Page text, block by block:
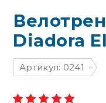
Diadora
Артикул: 0241